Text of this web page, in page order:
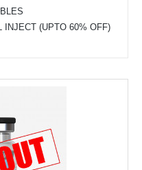
INJECT (UPTO 60% OFF)